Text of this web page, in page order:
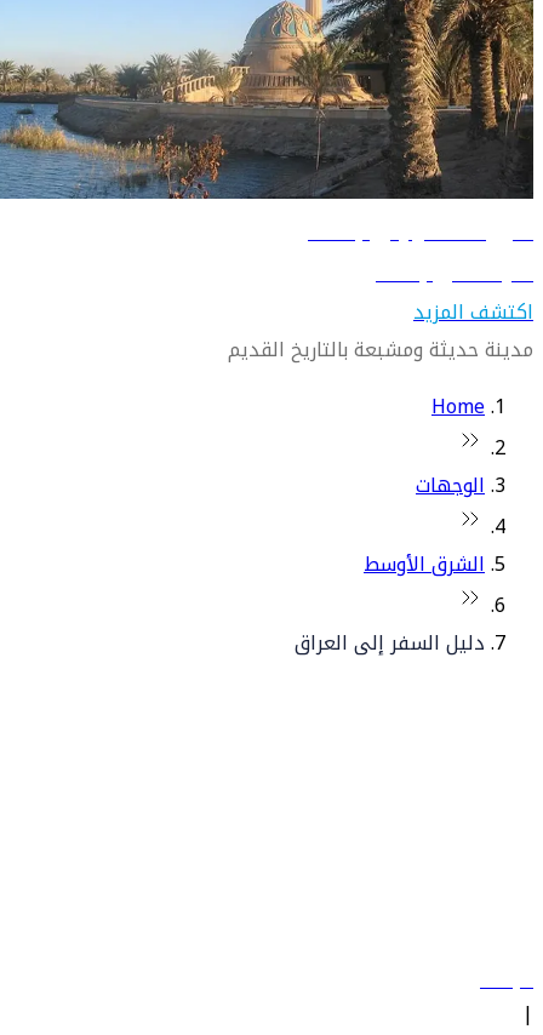
دليل السفر إلى بغداد
تعرّف على بغداد
اكتشف المزيد
مدينة حديثة ومشبعة بالتاريخ القديم
Home
الوجهات
الشرق الأوسط
دليل السفر إلى العراق
سياساتنا
|